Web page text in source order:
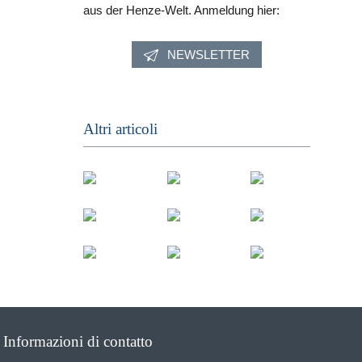
aus der Henze-Welt. Anmeldung hier:
NEWSLETTER
Altri articoli
Informazioni di contatto